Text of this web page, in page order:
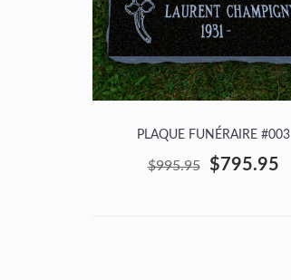
PLAQUE FUNÉRAIRE #003
$995.95 $795.95